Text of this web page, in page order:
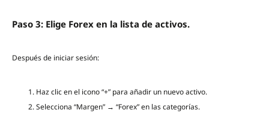
Paso 3: Elige Forex en la lista de activos.
Después de iniciar sesión:
Haz clic en el icono “+” para añadir un nuevo activo.
Selecciona “Margen” → “Forex” en las categorías.